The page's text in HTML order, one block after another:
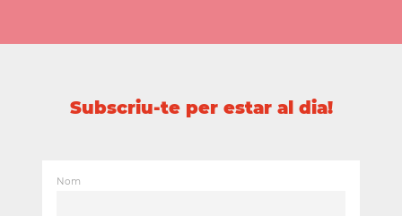
Subscriu-te per estar al dia!
Nom